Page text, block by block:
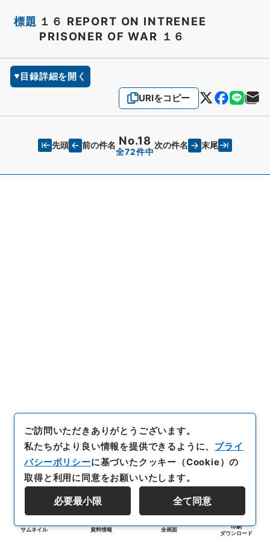
標題 １６ REPORT ON INTRENEE
PRISONER OF WAR １６
目録詳細を開く
URIをコピー
先頭 前の件名 No.18
全72件中
次の件名 末尾
サムネイル 資料情報 全画面
印刷
ダウンロード
ご訪問いただきありがとうございます。
私たちがより良い情報を提供できるように、 プライ
バシーポリシーに基づいたクッキー（Cookie）の
取得と利用に同意をお願いいたします。
必要最小限 全て同意